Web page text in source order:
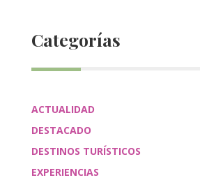
Categorías
ACTUALIDAD
DESTACADO
DESTINOS TURÍSTICOS
EXPERIENCIAS